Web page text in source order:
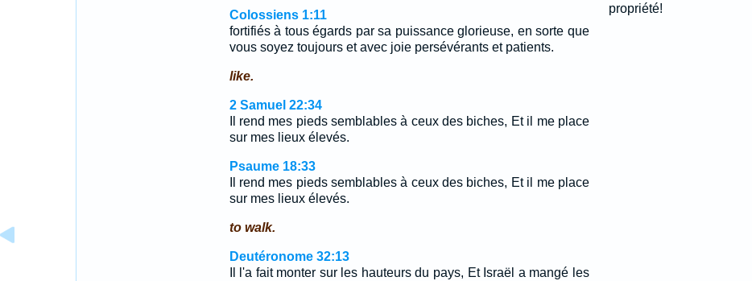
Colossiens 1:11
fortifiés à tous égards par sa puissance glorieuse, en sorte que
vous soyez toujours et avec joie persévérants et patients.
like.
2 Samuel 22:34
Il rend mes pieds semblables à ceux des biches, Et il me place
sur mes lieux élevés.
Psaume 18:33
Il rend mes pieds semblables à ceux des biches, Et il me place
sur mes lieux élevés.
to walk.
Deutéronome 32:13
Il l'a fait monter sur les hauteurs du pays, Et Israël a mangé les
propriété!